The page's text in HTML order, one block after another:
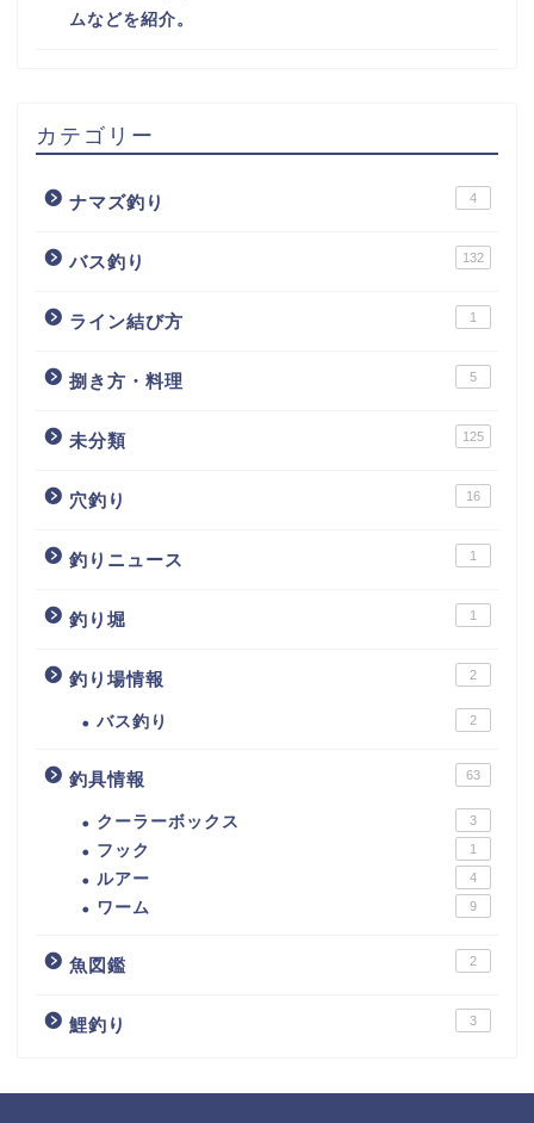
ムなどを紹介。
カテゴリー
ナマズ釣り 4
バス釣り 132
ライン結び方 1
捌き方・料理 5
未分類 125
穴釣り 16
釣りニュース 1
釣り堀 1
釣り場情報 2
バス釣り 2
釣具情報 63
クーラーボックス 3
フック 1
ルアー 4
ワーム 9
魚図鑑 2
鯉釣り 3